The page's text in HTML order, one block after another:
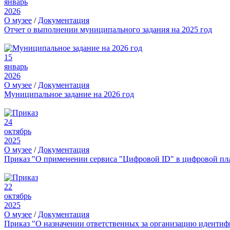
январь
2026
О музее / Документация
Отчет о выполнении муниципального задания на 2025 год
15
январь
2026
О музее / Документация
Муниципальное задание на 2026 год
24
октябрь
2025
О музее / Документация
Приказ "О применении сервиса "Цифровой ID" в цифровой
22
октябрь
2025
О музее / Документация
Приказ "О назначении ответственных за организацию